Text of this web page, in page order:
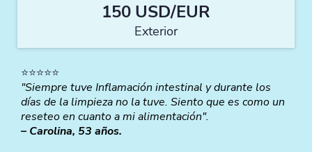
150 USD/EUR
Exterior
⭐️⭐️⭐️⭐️⭐️
"Siempre tuve Inflamación intestinal y durante los
días de la limpieza no la tuve. Siento que es como un
reseteo en cuanto a mi alimentación".
– Carolina, 53 años.